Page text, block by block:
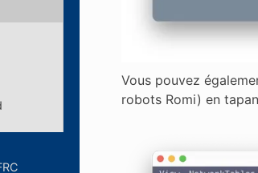
Vous pouvez
robots Romi) en